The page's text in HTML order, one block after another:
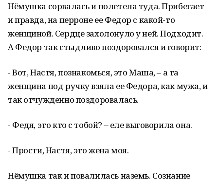
Нёмушка сорвалась и полетела туда. Прибегает
и правда, на перроне ее Федор с какой-то
женщиной. Сердце захолонуло у ней. Подходит.
А Федор так стыдливо поздоровался и говорит:
- Вот, Настя, познакомься, это Маша, – а та
женщина под ручку взяла ее Федора, как мужа, и
так отчужденно поздоровалась.
- Федя, это кто с тобой? – еле выговорила она.
- Прости, Настя, это жена моя.
Нёмушка так и повалилась наземь. Сознание